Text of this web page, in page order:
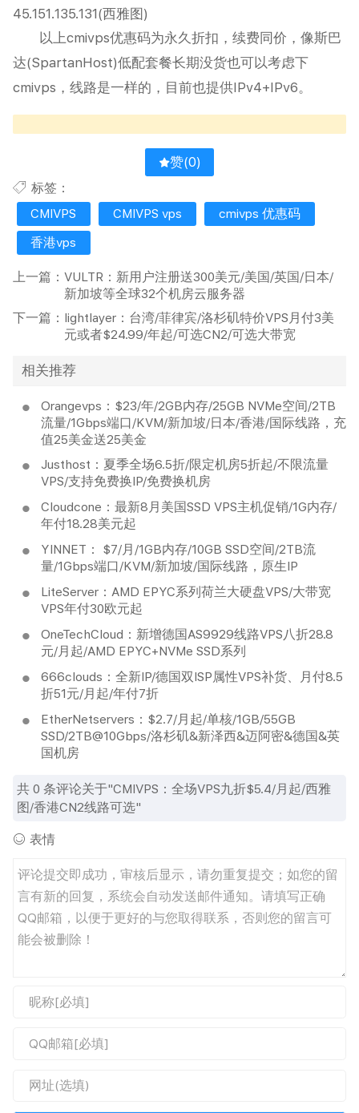
45.151.135.131(西雅图)
以上cmivps优惠码为永久折扣，续费同价，像斯巴
达(SpartanHost)低配套餐长期没货也可以考虑下
cmivps，线路是一样的，目前也提供IPv4+IPv6。
赞(0)
标签：
CMIVPS
CMIVPS vps
cmivps 优惠码
香港vps
上一篇： VULTR：新用户注册送300美元/美国/英国/日本/
新加坡等全球32个机房云服务器
下一篇： lightlayer：台湾/菲律宾/洛杉矶特价VPS月付3美
元或者$24.99/年起/可选CN2/可选大带宽
相关推荐
Orangevps：$23/年/2GB内存/25GB NVMe空间/2TB
流量/1Gbps端口/KVM/新加坡/日本/香港/国际线路，充
值25美金送25美金
Justhost：夏季全场6.5折/限定机房5折起/不限流量
VPS/支持免费换IP/免费换机房
Cloudcone：最新8月美国SSD VPS主机促销/1G内存/
年付18.28美元起
YINNET： $7/月/1GB内存/10GB SSD空间/2TB流
量/1Gbps端口/KVM/新加坡/国际线路，原生IP
LiteServer：AMD EPYC系列荷兰大硬盘VPS/大带宽
VPS年付30欧元起
OneTechCloud：新增德国AS9929线路VPS八折28.8
元/月起/AMD EPYC+NVMe SSD系列
666clouds：全新IP/德国双ISP属性VPS补货、月付8.5
折51元/月起/年付7折
EtherNetservers：$2.7/月起/单核/1GB/55GB
SSD/2TB@10Gbps/洛杉矶&新泽西&迈阿密&德国&英
国机房
共0 条评论关于"CMIVPS：全场VPS九折$5.4/月起/西雅
图/香港CN2线路可选"
表情